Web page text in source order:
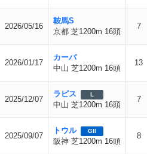
2026/05/16
鞍馬S
京都 芝1200m 16頭
7
2026/01/17
カーバ
中山 芝1200m 16頭
13
2025/12/07
ラピス L
中山 芝1200m 16頭
7
2025/09/07
トウル GII
阪神 芝1200m 16頭
8